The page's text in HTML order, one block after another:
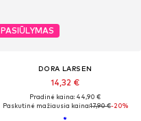
PASIŪLYMAS
DORA LARSEN
14,32 €
Pradinė kaina: 44,90 €
Paskutinė mažiausia kaina:17,90 €-20%